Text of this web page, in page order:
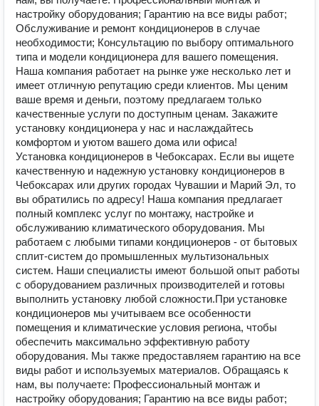
настройку оборудования; Гарантию на все виды работ;
Обслуживание и ремонт кондиционеров в случае
необходимости; Консультацию по выбору оптимального
типа и модели кондиционера для вашего помещения.
Наша компания работает на рынке уже несколько лет и
имеет отличную репутацию среди клиентов. Мы ценим
ваше время и деньги, поэтому предлагаем только
качественные услуги по доступным ценам. Закажите
установку кондиционера у нас и наслаждайтесь
комфортом и уютом вашего дома или офиса!
Установка кондиционеров в Чебоксарах. Если вы ищете
качественную и надежную установку кондиционеров в
Чебоксарах или других городах Чувашии и Марий Эл, то
вы обратились по адресу! Наша компания предлагает
полный комплекс услуг по монтажу, настройке и
обслуживанию климатического оборудования. Мы
работаем с любыми типами кондиционеров - от бытовых
сплит-систем до промышленных мультизональных
систем. Наши специалисты имеют большой опыт работы
с оборудованием различных производителей и готовы
выполнить установку любой сложности.При установке
кондиционеров мы учитываем все особенности
помещения и климатические условия региона, чтобы
обеспечить максимально эффективную работу
оборудования. Мы также предоставляем гарантию на все
виды работ и используемых материалов. Обращаясь к
нам, вы получаете: Профессиональный монтаж и
настройку оборудования; Гарантию на все виды работ;